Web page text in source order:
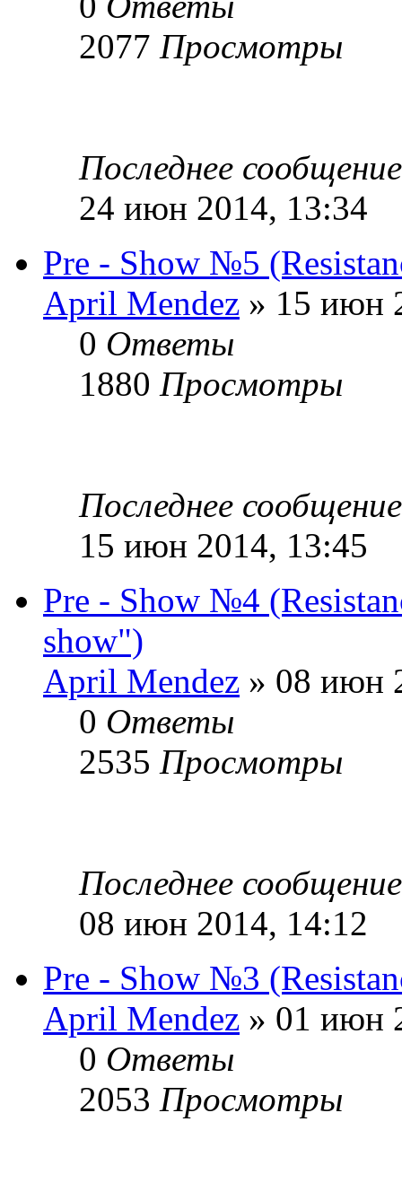
2077 Просмотры
Последнее
24 июн 2014, 13:34
Pre - Show №5
April Mendez » 15 июн
0 Ответы
1880 Просмотры
Последнее
15 июн 2014, 13:45
Pre - Show №4
show")
April Mendez » 08 июн
0 Ответы
2535 Просмотры
Последнее
08 июн 2014, 14:12
Pre - Show №3
April Mendez » 01 июн
0 Ответы
2053 Просмотры